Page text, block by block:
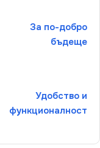
За по-добро
бъдеще
Удобство и
функционалност